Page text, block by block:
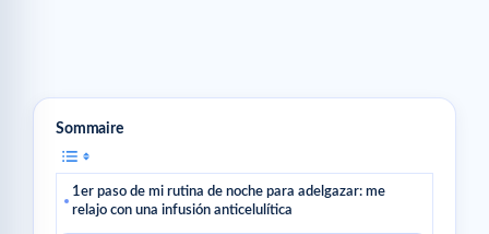
Sommaire
1er paso de mi rutina de noche para adelgazar: me
relajo con una infusión anticelulítica